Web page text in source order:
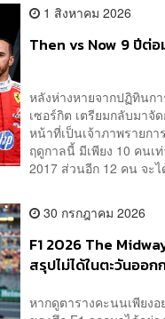
1 สิงหาคม 2026
Then vs Now 9 ปีต่อ
หลังห่างหายจากปฏิทินก
เซอร์กิต เตรียมกลับมา
หน้าที่เป็นเจ้าภาพรายก
ฤดูกาลนี้ มีเพียง 10 คนเ
2017 ส่วนอีก 12 คน จะ
30 กรกฎาคม 2026
F1 2026 The
สรุปไม่ได้ในตะวันออก
หากดูตารางคะนนเพียง